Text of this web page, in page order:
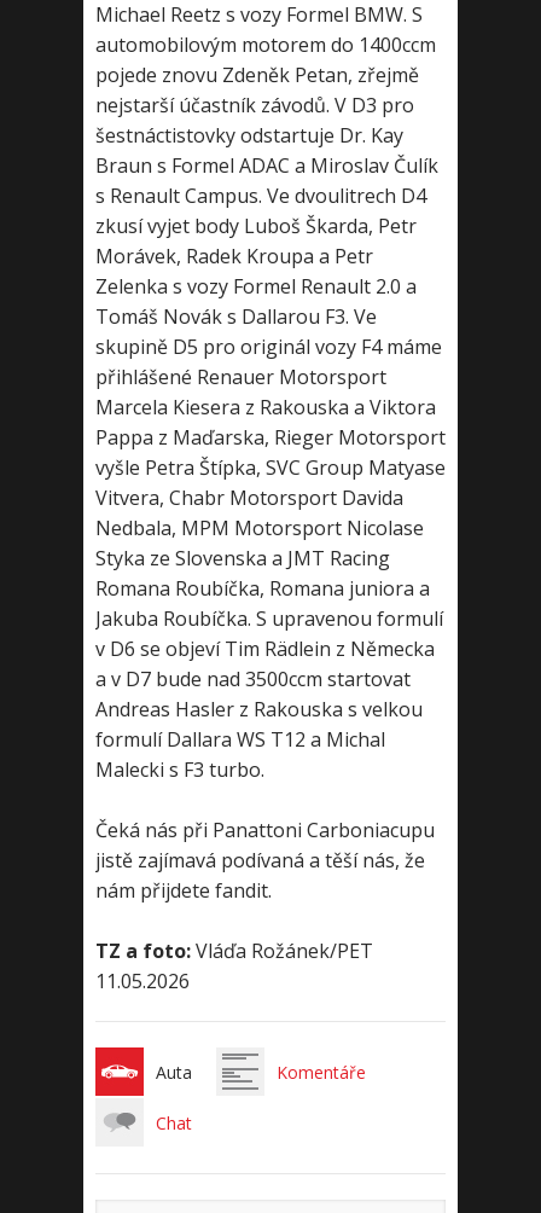
Michael Reetz s vozy Formel BMW. S
automobilovým motorem do 1400ccm
pojede znovu Zdeněk Petan, zřejmě
nejstarší účastník závodů. V D3 pro
šestnáctistovky odstartuje Dr. Kay
Braun s Formel ADAC a Miroslav Čulík
s Renault Campus. Ve dvoulitrech D4
zkusí vyjet body Luboš Škarda, Petr
Morávek, Radek Kroupa a Petr
Zelenka s vozy Formel Renault 2.0 a
Tomáš Novák s Dallarou F3. Ve
skupině D5 pro originál vozy F4 máme
přihlášené Renauer Motorsport
Marcela Kiesera z Rakouska a Viktora
Pappa z Maďarska, Rieger Motorsport
vyšle Petra Štípka, SVC Group Matyase
Vitvera, Chabr Motorsport Davida
Nedbala, MPM Motorsport Nicolase
Styka ze Slovenska a JMT Racing
Romana Roubíčka, Romana juniora a
Jakuba Roubíčka. S upravenou formulí
v D6 se objeví Tim Rädlein z Německa
a v D7 bude nad 3500ccm startovat
Andreas Hasler z Rakouska s velkou
formulí Dallara WS T12 a Michal
Malecki s F3 turbo.
Čeká nás při Panattoni Carboniacupu
jistě zajímavá podívaná a těší nás, že
nám přijdete fandit.
TZ a foto:Vláďa Rožánek/PET
11.05.2026
Auta Komentáře
Chat